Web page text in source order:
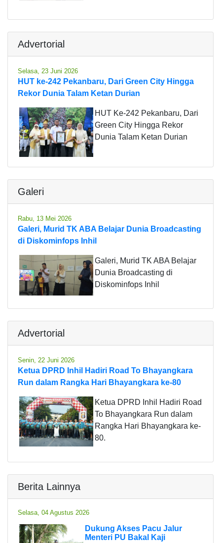
Advertorial
Selasa, 23 Juni 2026
HUT ke-242 Pekanbaru, Dari Green City Hingga
Rekor Dunia Talam Ketan Durian
HUT Ke-242 Pekanbaru, Dari
Green City Hingga Rekor
Dunia Talam Ketan Durian
Galeri
Rabu, 13 Mei 2026
Galeri, Murid TK ABA Belajar Dunia Broadcasting
di Diskominfops Inhil
Galeri, Murid TK ABA Belajar
Dunia Broadcasting di
Diskominfops Inhil
Advertorial
Senin, 22 Juni 2026
Ketua DPRD Inhil Hadiri Road To Bhayangkara
Run dalam Rangka Hari Bhayangkara ke-80
Ketua DPRD Inhil Hadiri Road
To Bhayangkara Run dalam
Rangka Hari Bhayangkara ke-
80.
Berita Lainnya
Selasa, 04 Agustus 2026
Dukung Akses Pacu Jalur
Menteri PU Bakal Kaji